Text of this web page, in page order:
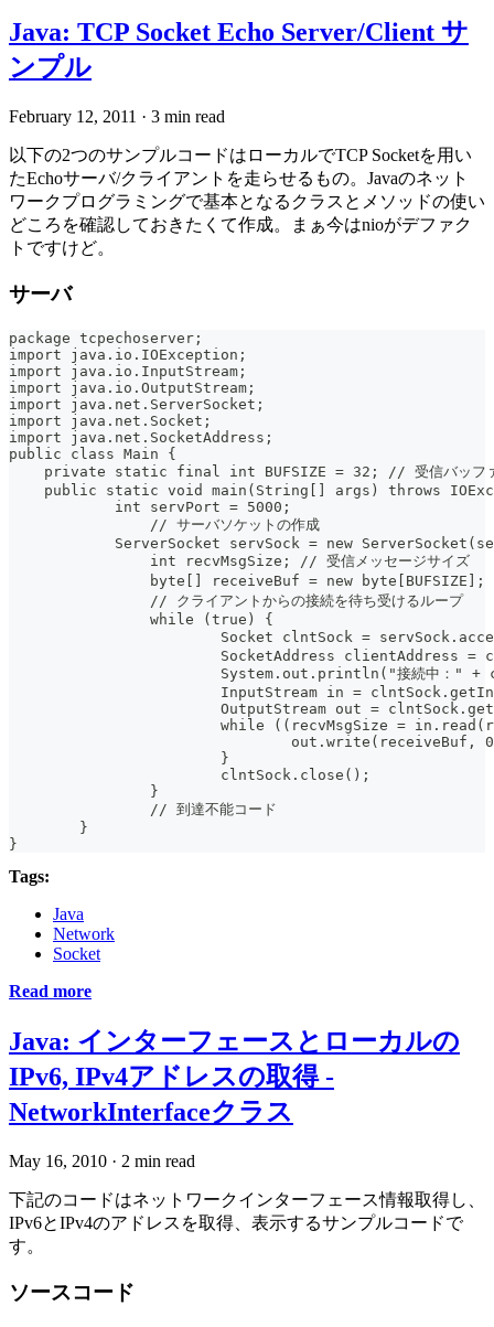
Java: TCP Socket Echo Server/Client サ
ンプル
February 12, 2011 · 3 min read
以下の2つのサンプルコードはローカルでTCP Socketを用い
たEchoサーバ/クライアントを走らせるもの。Javaのネット
ワークプログラミングで基本となるクラスとメソッドの使い
どころを確認しておきたくて作成。まぁ今はnioがデファク
トですけど。
サーバ
package tcpechoserver;
import java.io.IOException;
import java.io.InputStream;
import java.io.OutputStream;
import java.net.ServerSocket;
import java.net.Socket;
import java.net.SocketAddress;
public class Main {
private static final int BUFSIZE = 32; // 受信バッフ
public static void main(String[] args) throws
	    int servPort = 5000;
		// サーバソケットの作成
ServerSocket servSock = new
		int recvMsgSize; // 受信メッセージサイズ
byte[] receiveBuf = new byte[BUFSIZE];
		// クライアントからの接続を待ち受けるループ
		while (true) {
Socket clntSock =
SocketAddress clientAddress
System.out.println("接続中："
InputStream in =
OutputStream out =
while ((recvMsgSize =
			}
			clntSock.close();
		}
		// 到達不能コード
	}
}
Tags:
Java
Network
Socket
Read more
Java: インターフェースとローカルの
IPv6, IPv4アドレスの取得 -
NetworkInterfaceクラス
May 16, 2010 · 2 min read
下記のコードはネットワークインターフェース情報取得し、
IPv6とIPv4のアドレスを取得、表示するサンプルコードで
す。
ソースコード